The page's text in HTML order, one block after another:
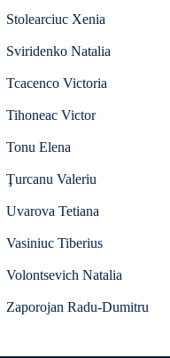
Stolearciuc Xenia
Sviridenko Natalia
Tcacenco Victoria
Tihoneac Victor
Tonu Elena
Ţurcanu Valeriu
Uvarova Tetiana
Vasiniuc Tiberius
Volontsevich Natalia
Zaporojan Radu-Dumitru